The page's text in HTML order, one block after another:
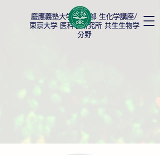
慶應義塾大学薬学部 生化学講座/
東京大学 医科学研究所 共生生物学
分野